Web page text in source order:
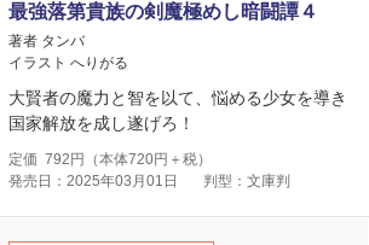
最強落第貴族の剣魔極めし暗闘譚４
著者 タンバ
イラスト へりがる
大賢者の魔力と智を以て、悩める少女を導き
国家解放を成し遂げろ！
定価 792 円（本体720円＋税）
発売日：2025年03月01日
判型：文庫判